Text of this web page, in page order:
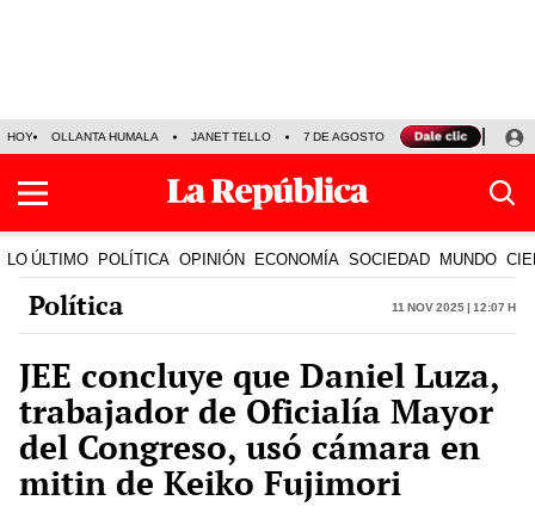
HOY OLLANTA HUMALA JANET TELLO 7 DE AGOSTO TINKA RESULTADOS
LO ÚLTIMO POLÍTICA OPINIÓN ECONOMÍA SOCIEDAD MUNDO
Política 11 Nov 2025 | 12:07 h
JEE concluye que Daniel Luza,
trabajador de Oficialía Mayor
del Congreso, usó cámara en
mitin de Keiko Fujimori